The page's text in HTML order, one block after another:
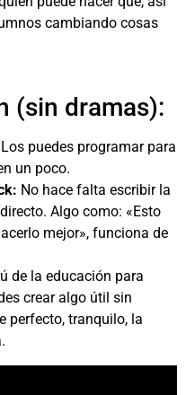
cambiando cosas
(sin dramas):
Los puedes programar para
un poco.
No hace falta escribir la
Algo como: «Esto
mejor», funciona de
de la educación para
crear algo útil sin
perfecto, tranquilo, la